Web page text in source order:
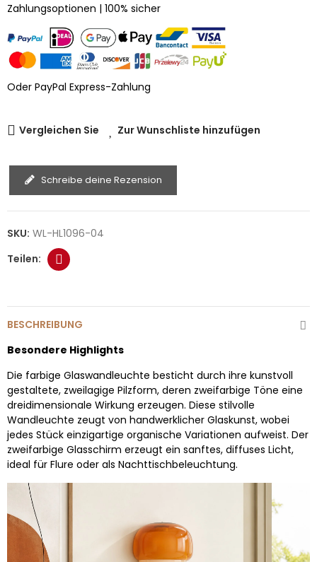
Zahlungsoptionen | 100% sicher
Oder PayPal Express-Zahlung
Vergleichen Sie Zur Wunschliste hinzufügen
Schreibe deine Rezension
SKU: WL-HL1096-04
BESCHREIBUNG
Besondere Highlights
Die farbige Glaswandleuchte besticht durch ihre kunstvoll
gestaltete, zweilagige Pilzform, deren zweifarbige Töne eine
dreidimensionale Wirkung erzeugen. Diese stilvolle
Wandleuchte zeugt von handwerklicher Glaskunst, wobei
jedes Stück einzigartige organische Variationen aufweist. Der
zweifarbige Glasschirm erzeugt ein sanftes, diffuses Licht,
ideal für Flure oder als Nachttischbeleuchtung.